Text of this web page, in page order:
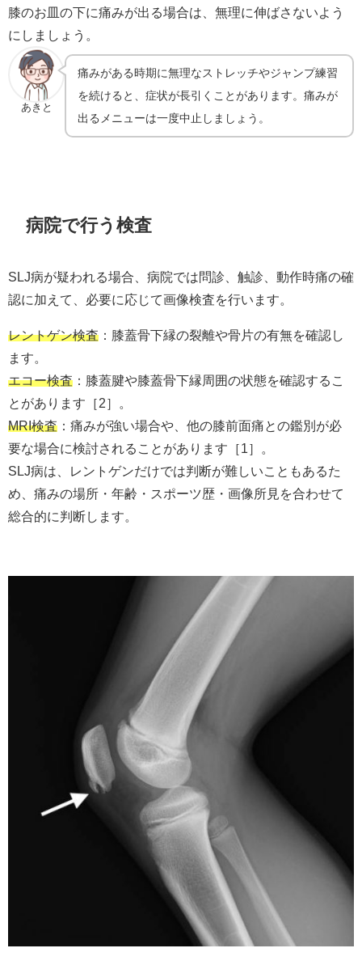
膝のお皿の下に痛みが出る場合は、無理に伸ばさないよう
にしましょう。
あきと
痛みがある時期に無理なストレッチやジャンプ練習
を続けると、症状が長引くことがあります。痛みが
出るメニューは一度中止しましょう。
病院で行う検査
SLJ病が疑われる場合、病院では問診、触診、動作時痛の確
認に加えて、必要に応じて画像検査を行います。
レントゲン検査 ：膝蓋骨下縁の裂離や骨片の有無を確認し
ます。
エコー検査 ：膝蓋腱や膝蓋骨下縁周囲の状態を確認するこ
とがあります［2］。
MRI検査 ：痛みが強い場合や、他の膝前面痛との鑑別が必
要な場合に検討されることがあります［1］。
SLJ病は、レントゲンだけでは判断が難しいこともあるた
め、痛みの場所・年齢・スポーツ歴・画像所見を合わせて
総合的に判断します。